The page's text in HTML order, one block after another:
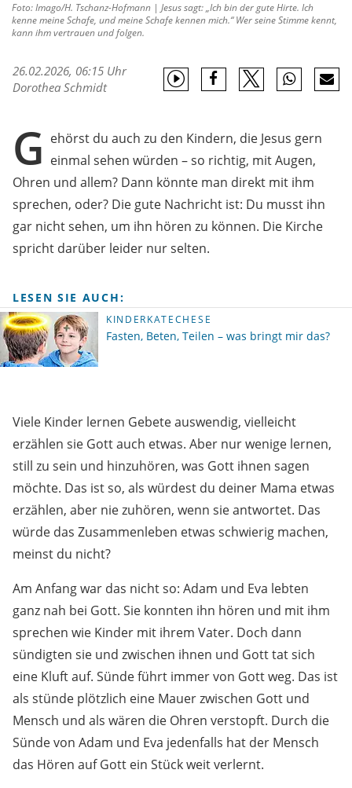
Foto: Imago/H. Tschanz-Hofmann | Jesus sagt: „Ich bin der gute Hirte. Ich
kenne meine Schafe, und meine Schafe kennen mich.“ Wer seine Stimme kennt,
kann ihm vertrauen und folgen.
26.02.2026, 06:15 Uhr
Dorothea Schmidt
G ehörst du auch zu den Kindern, die Jesus gern
einmal sehen würden – so richtig, mit Augen,
Ohren und allem? Dann könnte man direkt mit ihm
sprechen, oder? Die gute Nachricht ist: Du musst ihn
gar nicht sehen, um ihn hören zu können. Die Kirche
spricht darüber leider nur selten.
LESEN SIE AUCH:
KINDERKATECHESE
Fasten, Beten, Teilen – was bringt mir das?
Viele Kinder lernen Gebete auswendig, vielleicht
erzählen sie Gott auch etwas. Aber nur wenige lernen,
still zu sein und hinzuhören, was Gott ihnen sagen
möchte. Das ist so, als würdest du deiner Mama etwas
erzählen, aber nie zuhören, wenn sie antwortet. Das
würde das Zusammenleben etwas schwierig machen,
meinst du nicht?
Am Anfang war das nicht so: Adam und Eva lebten
ganz nah bei Gott. Sie konnten ihn hören und mit ihm
sprechen wie Kinder mit ihrem Vater. Doch dann
sündigten sie und zwischen ihnen und Gott tat sich
eine Kluft auf. Sünde führt immer von Gott weg. Das ist
als stünde plötzlich eine Mauer zwischen Gott und
Mensch und als wären die Ohren verstopft. Durch die
Sünde von Adam und Eva jedenfalls hat der Mensch
das Hören auf Gott ein Stück weit verlernt.